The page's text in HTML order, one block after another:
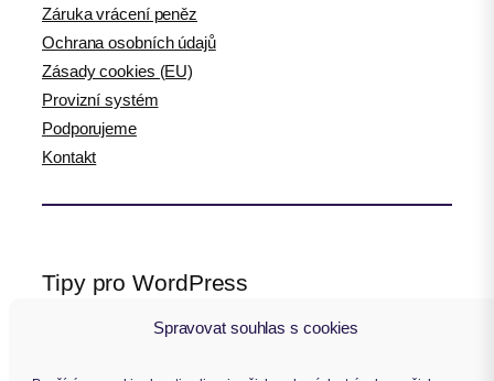
Spravovat souhlas s cookies
Záruka vrácení peněz
Ochrana osobních údajů
Zásady cookies (EU)
Provizní systém
Podporujeme
Kontakt
Tipy pro WordPress
WPlama.cz: WordPress návody